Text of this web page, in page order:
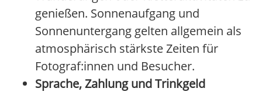
genießen. Sonnenaufgang und
Sonnenuntergang gelten allgemein als
atmosphärisch stärkste Zeiten für
Fotograf:innen und Besucher.
Sprache, Zahlung und Trinkgeld